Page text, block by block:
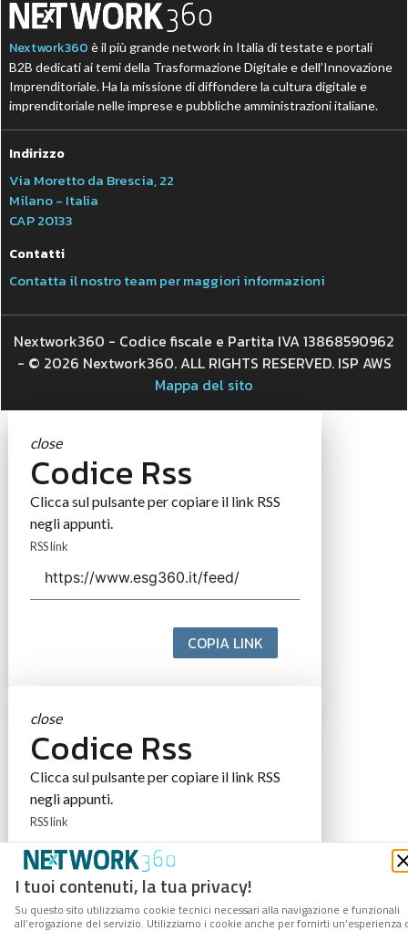
I tuoi contenuti, la tua privacy!
Su questo sito utilizziamo cookie tecnici necessari alla navigazione e funzionali
all’erogazione del servizio. Utilizziamo i cookie anche per fornirti un’esperienza
Nextwork360 è il più grande network in Italia di testate e portali
B2B dedicati ai temi della Trasformazione Digitale e dell’Innovazione
Imprenditoriale. Ha la missione di diffondere la cultura digitale e
imprenditoriale nelle imprese e pubbliche amministrazioni italiane.
Indirizzo
Via Moretto da Brescia, 22
Milano - Italia
CAP 20133
Contatti
Contatta il nostro team per maggiori informazioni
Nextwork360 - Codice fiscale e Partita IVA 13868590962
- © 2026 Nextwork360. ALL RIGHTS RESERVED. ISP AWS
Mappa del sito
close
Codice Rss
Clicca sul pulsante per copiare il link RSS
negli appunti.
RSS link
COPIA LINK
close
Codice Rss
Clicca sul pulsante per copiare il link RSS
negli appunti.
RSS link
COPIA LINK